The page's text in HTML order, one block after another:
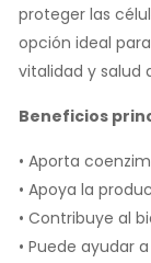
proteger las
opción ideal
vitalidad y salud
Beneficios
• Aporta
• Apoya la
• Contribuye al
• Puede ayudar